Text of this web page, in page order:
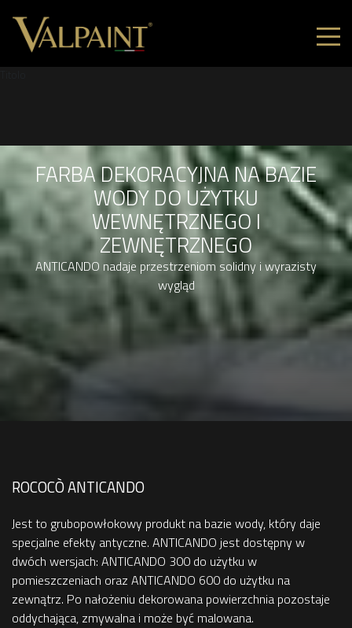
FARBA DEKORACYJNA NA BAZIE
WODY DO UŻYTKU
WEWNĘTRZNEGO I
ZEWNĘTRZNEGO
ANTICANDO nadaje przestrzeniom solidny i wyrazisty
wygląd
ROCOCÒ ANTICANDO
Jest to grubopowłokowy produkt na bazie wody, który daje
specjalne efekty antyczne. ANTICANDO jest dostępny w
dwóch wersjach: ANTICANDO 300 do użytku w
pomieszczeniach oraz ANTICANDO 600 do użytku na
zewnątrz. Po nałożeniu dekorowana powierzchnia pozostaje
oddychająca, zmywalna i może być malowana.